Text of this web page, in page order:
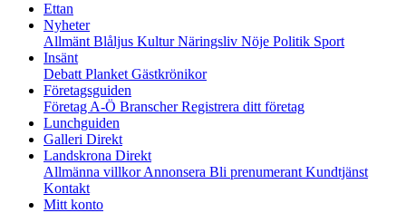
Ettan
Nyheter
Allmänt Blåljus KulturNäringsliv Nöje Politik Sport
Insänt
Debatt Planket Gästkrönikor
Företagsguiden
Företag A-Ö BranscherRegistrera ditt företag
Lunchguiden
Galleri Direkt
Landskrona Direkt
Allmänna villkorAnnonsera Bli prenumerant Kundtjänst
Kontakt
Mitt konto